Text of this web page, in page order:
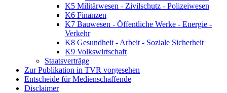
K5 Militärwesen - Zivilschutz - Polizeiwesen
K6 Finanzen
K7 Bauwesen - Öffentliche Werke - Energie -
Verkehr
K8 Gesundheit - Arbeit - Soziale Sicherheit
K9 Volkswirtschaft
Staatsverträge
Zur Publikation in TVR vorgesehen
Entscheide für Medienschaffende
Disclaimer